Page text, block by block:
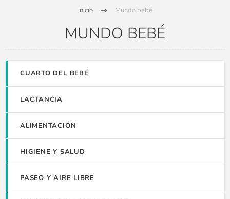
Inicio Mundo bebé
MUNDO BEBÉ
CUARTO DEL BEBÉ
LACTANCIA
ALIMENTACIÓN
HIGIENE Y SALUD
PASEO Y AIRE LIBRE